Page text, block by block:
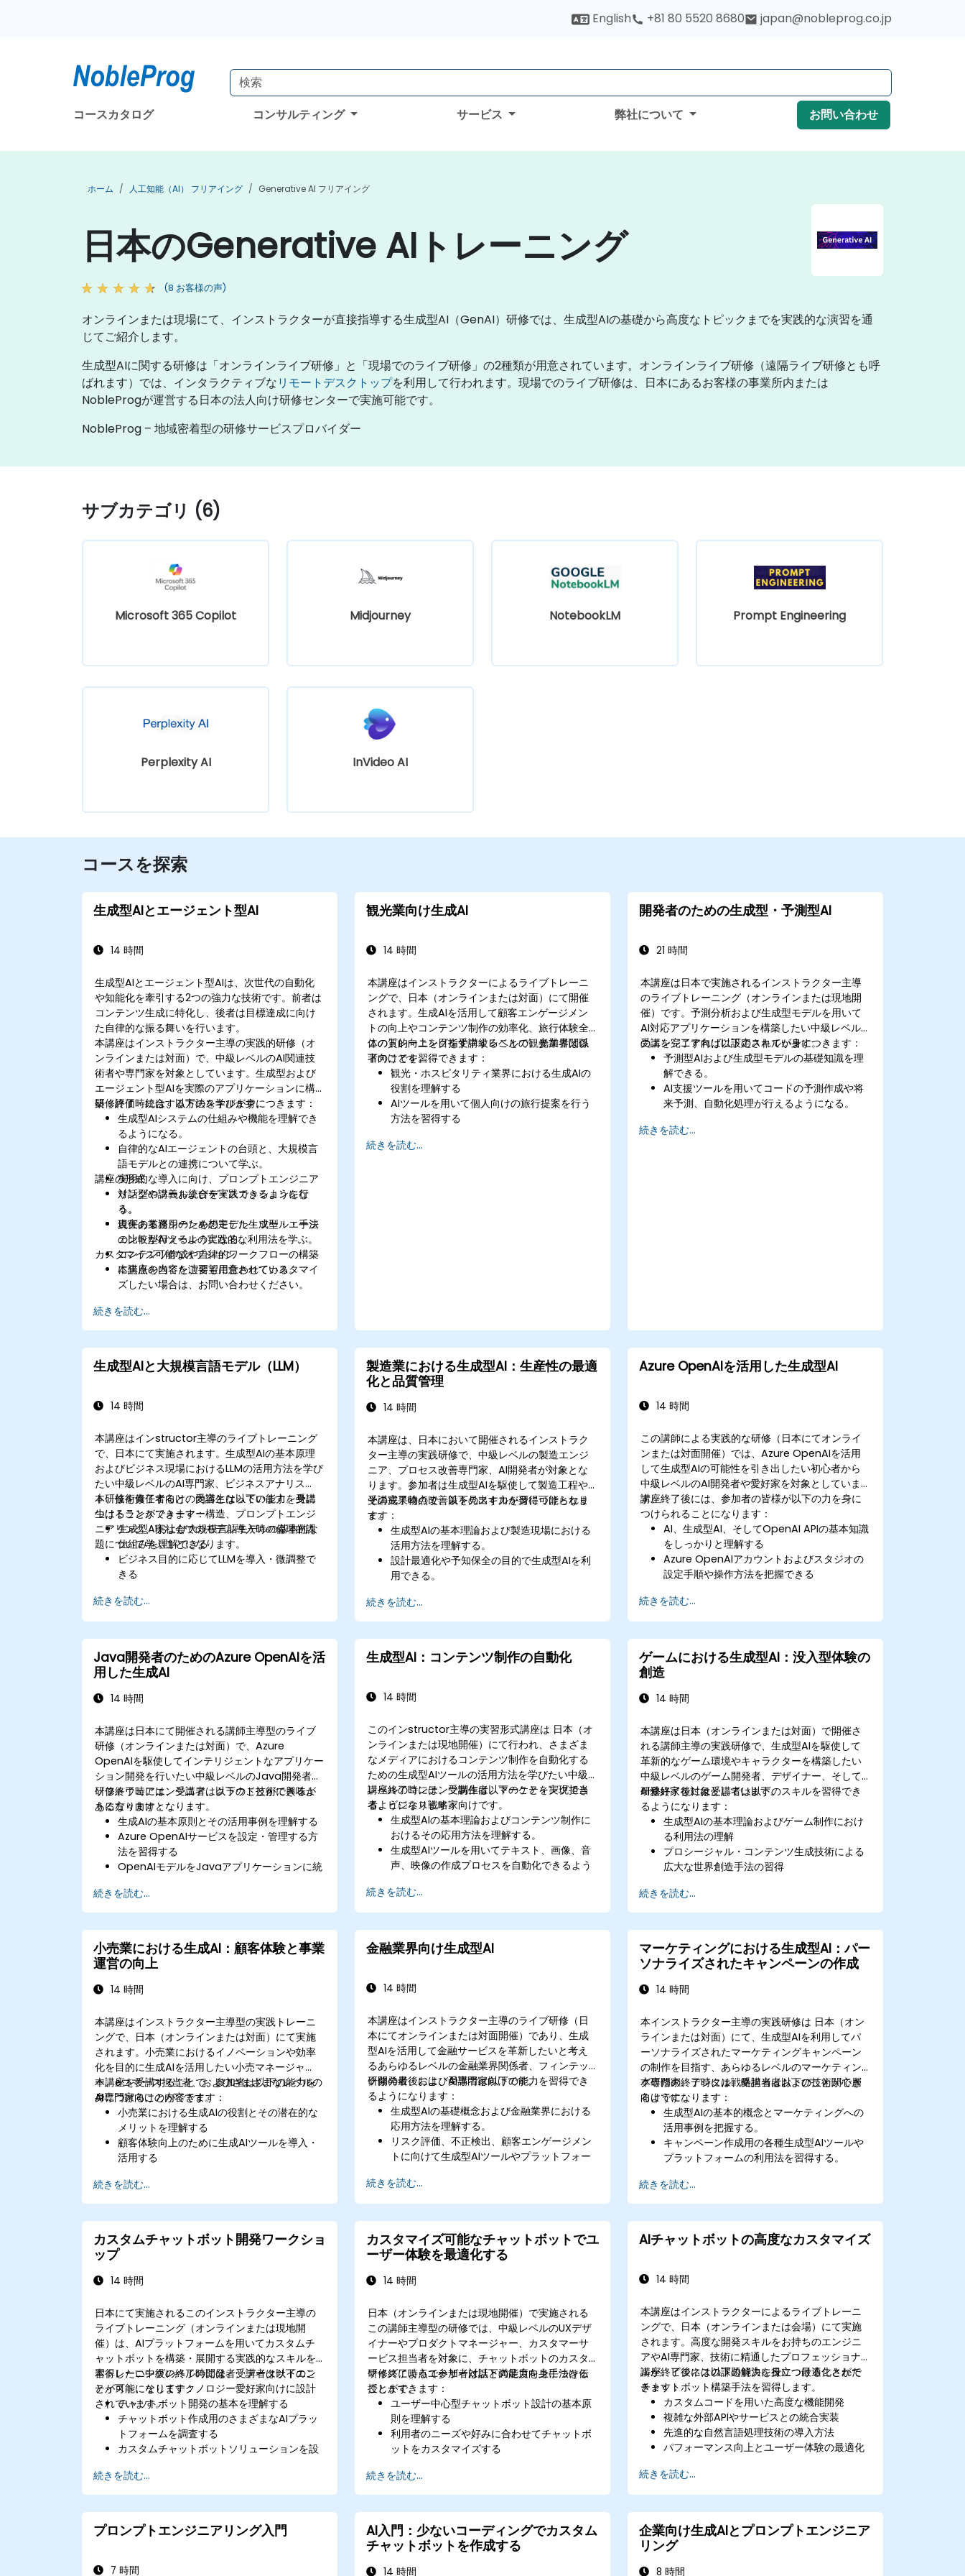
English +81 80 5520 8680 japan@nobleprog.co.jp
コースカタログ コンサルティング サービス 弊社について お問い合わせ
ホーム 人工知能（AI） フリアイング Generative AI フリアイング
日本のGenerative AIトレーニング
(8 お客様の声)
オンラインまたは現場にて、インストラクターが直接指導する生成型AI（GenAI）研修では、生成型AIの基礎から高度なトピックまでを実践的な演習を通
じてご紹介します。
生成型AIに関する研修は「オンラインライブ研修」と「現場でのライブ研修」の2種類が用意されています。オンラインライブ研修（遠隔ライブ研修とも呼
ばれます）では、インタラクティブなリモートデスクトップを利用して行われます。現場でのライブ研修は、日本にあるお客様の事業所内または
NobleProgが運営する日本の法人向け研修センターで実施可能です。
NobleProg – 地域密着型の研修サービスプロバイダー
サブカテゴリ (6)
Microsoft 365 Copilot Midjourney NotebookLM Prompt Engineering
Perplexity AI InVideo AI
コースを探索
生成型AIとエージェント型AI
14 時間
生成型AIとエージェント型AIは、次世代の自動化
や知能化を牽引する2つの強力な技術です。前者は
コンテンツ生成に特化し、後者は目標達成に向け
た自律的な振る舞いを行います。
本講座はインストラクター主導の実践的研修（オ
ンラインまたは対面）で、中級レベルのAI関連技
術者や専門家を対象としています。生成型および
エージェント型AIを実際のアプリケーションに構
築・評価・統合する方法を学びます。
研修終了時には、以下のスキルが身につきます：
生成型AIシステムの仕組みや機能を理解でき
るようになる。
自律的なAIエージェントの台頭と、大規模言
語モデルとの連携について学ぶ。
実用的な導入に向け、プロンプトエンジニア
リングやツール統合を実践できるようにな
る。
責任ある運用のためのモデル・ツール・手法
の比較が行えるようになる。
講座の形式
対話型の講義およびディスカッションを行
う。
現実の業務シーンを想定した生成型・エージ
ェント型AIツールの実践的な利用法を学ぶ。
コンテンツ作成や自律的ワークフローの構築
に焦点を当てた演習も用意されている。
カスタマイズ可能なオプション
本講座の内容をご要望に合わせてカスタマイ
ズしたい場合は、お問い合わせください。
続きを読む...
観光業向け生成AI
14 時間
本講座はインストラクターによるライブトレーニ
ングで、日本（オンラインまたは対面）にて開催
されます。生成AIを活用して顧客エンゲージメン
トの向上やコンテンツ制作の効率化、旅行体験全
体の質的向上を目指す中級レベルの観光業界関係
者向けです。
このトレーニングを受講することで、参加者は以
下のことを習得できます：
観光・ホスピタリティ業界における生成AIの
役割を理解する
AIツールを用いて個人向けの旅行提案を行う
方法を習得する
動化する方法を学ぶ
続きを読む...
開発者のための生成型・予測型AI
21 時間
本講座は日本で実施されるインストラクター主導
のライブトレーニング（オンラインまたは現地開
催）です。予測分析および生成型モデルを用いて
AI対応アプリケーションを構築したい中級レベル
のエンジニア向けに設定されています。
受講を完了すれば以下のスキルが身につきます：
予測型AIおよび生成型モデルの基礎知識を理
解できる。
AI支援ツールを用いてコードの予測作成や将
来予測、自動化処理が行えるようになる。
マーを活用し、テキストおよびコード生成も
続きを読む...
生成型AIと大規模言語モデル（LLM）
14 時間
本講座はインstructor主導のライブトレーニング
で、日本にて実施されます。生成型AIの基本原理
およびビジネス現場におけるLLMの活用方法を学び
たい中級レベルのAI専門家、ビジネスアナリス
ト、技術責任者向けの内容となっています。受講
生はトランスフォーマー構造、プロンプトエンジ
ニアリング、実社会でのモデル導入時の倫理的課
題について学ぶことになります。
本研修を修了すると、受講生は以下の能力を身に
つけることができます：
生成型AIおよび大規模言語モデルの基本的な
仕組みを理解できる
ビジネス目的に応じてLLMを導入・微調整で
きる
ニアリング技術を活用できる
LLM導入時の倫理的課題やリスク管理につい
続きを読む...
製造業における生成型AI：生産性の最適
化と品質管理
14 時間
本講座は、日本において開催されるインストラク
ター主導の実践研修で、中級レベルの製造エンジ
ニア、プロセス改善専門家、AI開発者が対象とな
ります。参加者は生成型AIを駆使して製造工程や
その成果物の改善策を見出す力を身につけられま
す。
受講完了時点で、以下のスキルが習得可能となり
ます：
生成型AIの基本理論および製造現場における
活用方法を理解する。
設計最適化や予知保全の目的で生成型AIを利
用できる。
判断へ反映させられる能力
生産効率や製品の品質向上に寄与するAIソリ
ューション導入手法が身につく。
続きを読む...
Azure OpenAIを活用した生成型AI
14 時間
この講師による実践的な研修（日本にてオンライ
ンまたは対面開催）では、Azure OpenAIを活用
して生成型AIの可能性を引き出したい初心者から
中級レベルのAI開発者や愛好家を対象としていま
す。
講座終了後には、参加者の皆様が以下の力を身に
つけられることになります：
AI、生成型AI、そしてOpenAI APIの基本知識
をしっかりと理解する
Azure OpenAIアカウントおよびスタジオの
設定手順や操作方法を把握できる
に導入・管理する方法を理解する
生成型AIモデルをさまざまなアプリケーショ
続きを読む...
Java開発者のためのAzure OpenAIを活
用した生成AI
14 時間
本講座は日本にて開催される講師主導型のライブ
研修（オンラインまたは対面）で、Azure
OpenAIを駆使してインテリジェントなアプリケー
ション開発を行いたい中級レベルのJava開発者や
ソフトウェアエンジニア、クラウド技術に興味が
ある方々向けとなります。
研修終了時には、受講者は以下のことができるよ
うになります：
生成AIの基本原則とその活用事例を理解する
Azure OpenAIサービスを設定・管理する方
法を習得する
OpenAIモデルをJavaアプリケーションに統
ウェブアプリケーション内にAI機能を実装で
きるようになる
続きを読む...
生成型AI：コンテンツ制作の自動化
14 時間
このインstructor主導の実習形式講座は 日本（オ
ンラインまたは現地開催）にて行われ、さまざま
なメディアにおけるコンテンツ制作を自動化する
ための生成型AIツールの活用方法を学びたい中級
レベルのコンテンツ制作者、マーケティング担当
者、ビジネス戦略家向けです。
講座終了時には、受講生は以下のことを実現でき
るようになります：
生成型AIの基本理論およびコンテンツ制作に
おけるその応用方法を理解する。
生成型AIツールを用いてテキスト、画像、音
声、映像の作成プロセスを自動化できるよう
最適なコンテンツ生成結果を得るためのプロ
ンプトエンジニアリング技術を実践的に応用
生成型AI分野における最新動向や技術進化に
常にアップデートされている状態になる。
続きを読む...
ゲームにおける生成型AI：没入型体験の
創造
14 時間
本講座は日本（オンラインまたは対面）で開催さ
れる講師主導の実践研修で、生成型AIを駆使して
革新的なゲーム環境やキャラクターを構築したい
中級レベルのゲーム開発者、デザイナー、そして
AI愛好家を対象としています。
研修終了後には受講者は以下のスキルを習得でき
るようになります：
生成型AIの基本理論およびゲーム制作におけ
る利用法の理解
プロシージャル・コンテンツ生成技術による
広大な世界創造手法の習得
計の実践技法
ゲーム分野におけるAI利用がもたらす倫理的
課題の検討能力
続きを読む...
小売業における生成AI：顧客体験と事業
運営の向上
14 時間
本講座はインストラクター主導型の実践トレーニ
ングで、日本（オンラインまたは対面）にて実施
されます。小売業におけるイノベーションや効率
化を目的に生成AIを活用したい小売マネージャ
ー、eコマース担当者、およびさまざまなレベルの
AI専門家向けの内容です。
本講座を受講することで、参加者は以下の能力を
身につけることができます：
小売業における生成AIの役割とその潜在的な
メリットを理解する
顧客体験向上のために生成AIツールを導入・
活用する
正確な販売予測のために生成AI技術を応用す
る
小売業務へ生成AIソリューションを効果的に
統合する
続きを読む...
金融業界向け生成型AI
14 時間
本講座はインストラクター主導のライブ研修（日
本にてオンラインまたは対面開催）であり、生成
型AIを活用して金融サービスを革新したいと考え
るあらゆるレベルの金融業界関係者、フィンテッ
ク開発者、およびAI専門家向けです。
研修の最後には、受講者は以下の能力を習得でき
るようになります：
生成型AIの基礎概念および金融業界における
応用方法を理解する。
リスク評価、不正検出、顧客エンゲージメン
トに向けて生成型AIツールやプラットフォー
金融業界向けのカスタムソリューションを生
成型AIを用いて開発できる。
AIソリューションを統合できる。
性能向上のために生成型AIモデルを分析・最
適化できる。
続きを読む...
マーケティングにおける生成型AI：パー
ソナライズされたキャンペーンの作成
14 時間
本インストラクター主導の実践研修は 日本（オン
ラインまたは対面）にて、生成型AIを利用してパ
ーソナライズされたマーケティングキャンペーン
の制作を目指す、あらゆるレベルのマーケティン
グ専門家、デジタル戦略担当者および技術関心層
向けです。
本研修の終了時には、受講者は以下のことができ
るようになります：
生成型AIの基本的概念とマーケティングへの
活用事例を把握する。
キャンペーン作成用の各種生成型AIツールや
プラットフォームの利用法を習得する。
ーケティングコンテンツを制作できるように
なる。
生成型AIによる内容を全体的なマーケティン
グ戦略の一部として効果的に取り入れる方法
がわかる。
析および最適化手法も実践可能になる。
続きを読む...
カスタムチャットボット開発ワークショ
ップ
14 時間
日本にて実施されるこのインストラクター主導の
ライブトレーニング（オンラインまたは現地開
催）は、AIプラットフォームを用いてカスタムチ
ャットボットを構築・展開する実践的なスキルを
習得したい中級レベルの開発者、データサイエン
ティスト、そしてテクノロジー愛好家向けに設計
されています。
本トレーニングの終了時には、受講者は以下のこ
とが可能になります：
チャットボット開発の基本を理解する
チャットボット作成用のさまざまなAIプラッ
トフォームを調査する
カスタムチャットボットソリューションを設
各種チャンネルやプラットフォームへチャッ
トボットを展開する
チャットボットのパフォーマンスおよびユー
ザーとの相互作用を分析する
既存のシステムやデータベースにチャットボ
続きを読む...
カスタマイズ可能なチャットボットでユ
ーザー体験を最適化する
14 時間
日本（オンラインまたは現地開催）で実施される
この講師主導型の研修では、中級レベルのUXデザ
イナーやプロダクトマネージャー、カスタマーサ
ービス担当者を対象に、チャットボットのカスタ
マイズによるユーザー対話と満足度向上手法を伝
授します。
研修終了時点で参加者は以下の能力を身につける
ことができます：
ユーザー中心型チャットボット設計の基本原
則を理解する
利用者のニーズや好みに合わせてチャットボ
ットをカスタマイズする
する
分析データを活用してチャットボットのパフ
ォーマンスを測定・改善する
既存のカスタマーサービスフローにチャット
ボットを組み込む
複数プラットフォーム間で一貫性があり魅力
的なユーザー体験を実現する
続きを読む...
AIチャットボットの高度なカスタマイズ
14 時間
本講座はインストラクターによるライブトレーニ
ングで、日本（オンラインまたは会場）にて実施
されます。高度な開発スキルをお持ちのエンジニ
アやAI専門家、技術に精通したプロフェッショナ
ルが、ビジネスの課題解決に役立つ最適化された
チャットボット構築手法を習得します。
講座終了後には以下の能力を身につけることがで
きます：
カスタムコードを用いた高度な機能開発
複雑な外部APIやサービスとの統合実装
先進的な自然言語処理技術の導入方法
パフォーマンス向上とユーザー体験の最適化
セキュリティおよびプライバシー確保の実践
方法
入・拡張手順
続きを読む...
プロンプトエンジニアリング入門
7 時間
AI入門：少ないコーディングでカスタム
チャットボットを作成する
14 時間
企業向け生成AIとプロンプトエンジニア
リング
8 時間